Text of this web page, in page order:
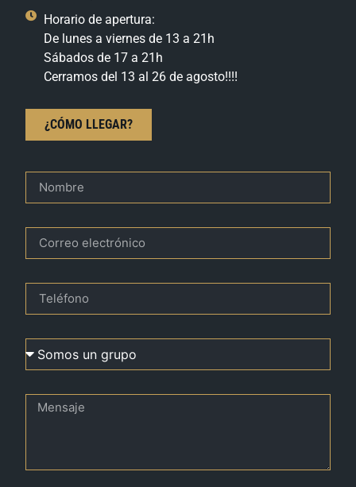
Horario de apertura:
De lunes a viernes de 13 a 21h
Sábados de 17 a 21h
Cerramos del 13 al 26 de agosto!!!!
¿CÓMO LLEGAR?